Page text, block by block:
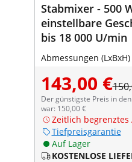
Stabmixer - 500
einstellbare
bis 18 000 U/min
Abmessungen (LxBxH)
143,00 €
Der günstigste Preis in
war: 150,00 €
Zeitlich begrenztes
Tiefpreisgarantie
Auf Lager
KOSTENLOSE